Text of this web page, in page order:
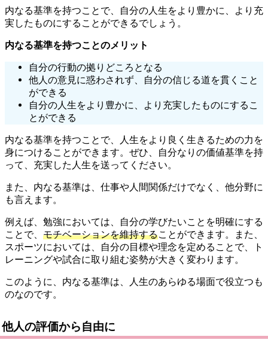
内なる基準を持つことで、自分の人生をより豊かに、より充
実したものにすることができるでしょう。
内なる基準を持つことのメリット
自分の行動の拠りどころとなる
他人の意見に惑わされず、自分の信じる道を貫くこと
ができる
自分の人生をより豊かに、より充実したものにするこ
とができる
内なる基準を持つことで、人生をより良く生きるための力を
身につけることができます。ぜひ、自分なりの価値基準を持
って、充実した人生を送ってください。
また、内なる基準は、仕事や人間関係だけでなく、他分野に
も言えます。
例えば、勉強においては、自分の学びたいことを明確にする
ことで、 モチベーションを維持することができます。また、
スポーツにおいては、自分の目標や理念を定めることで、ト
レーニングや試合に取り組む姿勢が大きく変わります。
このように、内なる基準は、人生のあらゆる場面で役立つも
のなのです。
他人の評価から自由に